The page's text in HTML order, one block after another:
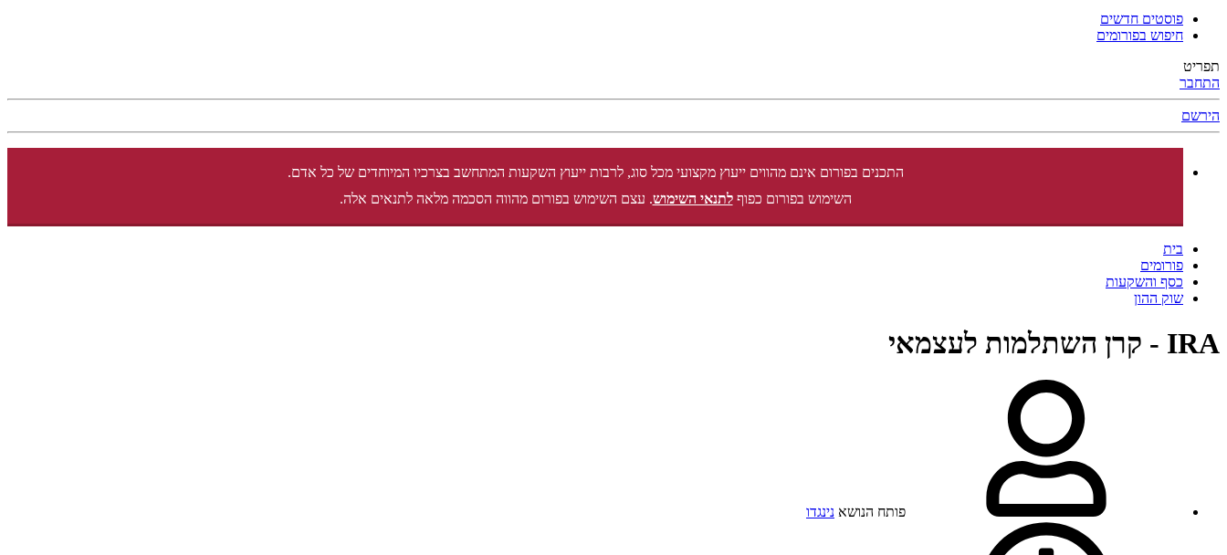
פוסטים חדשים
חיפוש בפורומים
תפריט
התחבר
הירשם
התכנים בפורום אינם מהווים ייעוץ מקצועי מכל סוג, לרבות ייעוץ השקעות המתחשב בצרכיו המיוחדים של כל אדם.
השימוש בפורום כפוףלתנאי השימוש. עצם השימוש בפורום מהווה הסכמה מלאה לתנאים אלה.
בית
פורומים
כסף והשקעות
שוק ההון
IRA - קרן השתלמות לעצמאי
פותח הנושא נינגדו